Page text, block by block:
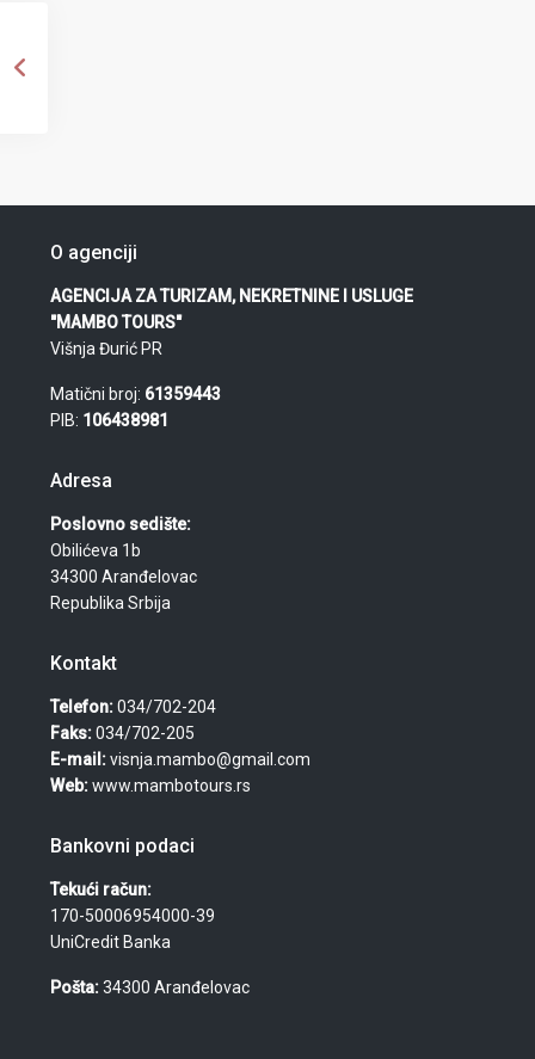
O agenciji
AGENCIJA ZA TURIZAM, NEKRETNINE I USLUGE
"MAMBO TOURS"
Višnja Đurić PR
Matični broj: 61359443
PIB: 106438981
Adresa
Poslovno sedište:
Obilićeva 1b
34300 Aranđelovac
Republika Srbija
Kontakt
Telefon:034/702-204
Faks:034/702-205
E-mail:visnja.mambo@gmail.com
Web:www.mambotours.rs
Bankovni podaci
Tekući račun:
170-50006954000-39
UniCredit Banka
Pošta:34300 Aranđelovac